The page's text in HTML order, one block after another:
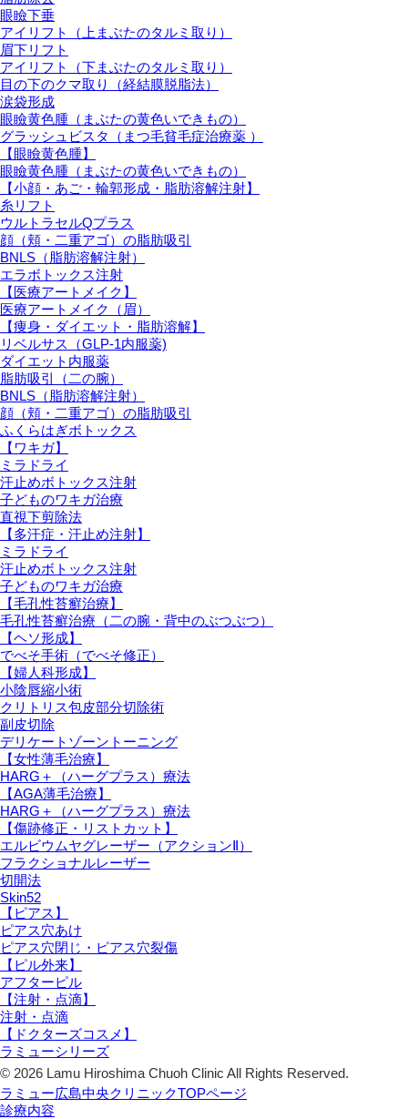
眼瞼下垂
アイリフト（上まぶたのタルミ取り）
眉下リフト
アイリフト（下まぶたのタルミ取り）
目の下のクマ取り（経結膜脱脂法）
涙袋形成
眼瞼黄色腫（まぶたの黄色いできもの）
グラッシュビスタ（まつ毛貧毛症治療薬 ）
【眼瞼黄色腫】
眼瞼黄色腫（まぶたの黄色いできもの）
【小顔・あご・輪郭形成・脂肪溶解注射】
糸リフト
ウルトラセルQプラス
顔（頬・二重アゴ）の脂肪吸引
BNLS（脂肪溶解注射）
エラボトックス注射
【医療アートメイク】
医療アートメイク（眉）
【痩身・ダイエット・脂肪溶解】
リベルサス（GLP-1内服薬)
ダイエット内服薬
脂肪吸引（二の腕）
BNLS（脂肪溶解注射）
顔（頬・二重アゴ）の脂肪吸引
ふくらはぎボトックス
【ワキガ】
ミラドライ
汗止めボトックス注射
子どものワキガ治療
直視下剪除法
【多汗症・汗止め注射】
ミラドライ
汗止めボトックス注射
子どものワキガ治療
【⽑孔性苔癬治療】
⽑孔性苔癬治療（⼆の腕・背中のぶつぶつ）
【ヘソ形成】
でべそ手術（でべそ修正）
【婦人科形成】
小陰唇縮小術
クリトリス包皮部分切除術
副皮切除
デリケートゾーントーニング
【女性薄毛治療】
HARG＋（ハーグプラス）療法
【AGA薄毛治療】
HARG＋（ハーグプラス）療法
【傷跡修正・リストカット】
エルビウムヤグレーザー（アクションⅡ）
フラクショナルレーザー
切開法
Skin52
【ピアス】
ピアス穴あけ
ピアス穴閉じ・ピアス穴裂傷
【ピル外来】
アフターピル
【注射・点滴】
注射・点滴
【ドクターズコスメ】
ラミューシリーズ
© 2026 Lamu Hiroshima Chuoh Clinic All Rights Reserved.
ラミュー広島中央クリニックTOPページ
診療内容